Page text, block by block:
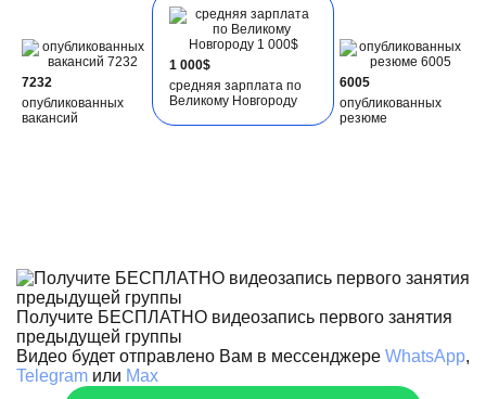
7232
опубликованных
вакансий
1 000$
средняя зарплата по
Великому Новгороду
6005
опубликованных
резюме
Получите БЕСПЛАТНО видеозапись первого занятия
предыдущей группы
Видео будет отправлено Вам в мессенджере WhatsApp,
Telegram или Max